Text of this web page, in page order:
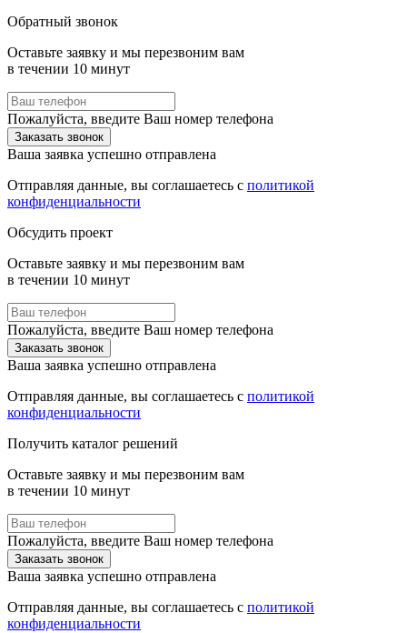
Обратный звонок
Оставьте заявку и мы перезвоним вам
в течении 10 минут
Пожалуйста, введите Ваш номер телефона
Заказать звонок
Ваша заявка успешно отправлена
Отправляя данные, вы соглашаетесь с политикой
конфиденциальности
Обсудить проект
Оставьте заявку и мы перезвоним вам
в течении 10 минут
Пожалуйста, введите Ваш номер телефона
Заказать звонок
Ваша заявка успешно отправлена
Отправляя данные, вы соглашаетесь с политикой
конфиденциальности
Получить каталог решений
Оставьте заявку и мы перезвоним вам
в течении 10 минут
Пожалуйста, введите Ваш номер телефона
Заказать звонок
Ваша заявка успешно отправлена
Отправляя данные, вы соглашаетесь с политикой
конфиденциальности